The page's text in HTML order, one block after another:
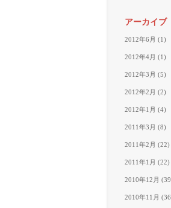
アーカイブ
2012年6月 (1)
2012年4月 (1)
2012年3月 (5)
2012年2月 (2)
2012年1月 (4)
2011年3月 (8)
2011年2月 (22)
2011年1月 (22)
2010年12月
2010年11月